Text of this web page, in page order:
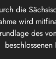
die
wird
des
beschlossenen